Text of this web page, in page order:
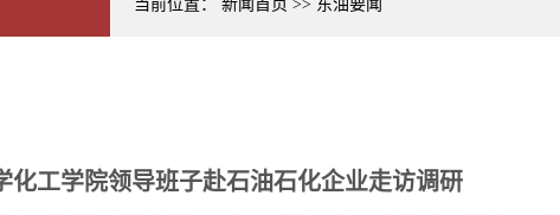
当前位置： 新闻首页 >> 东油要闻
化工学院领导班子赴石油石化企业走访调研